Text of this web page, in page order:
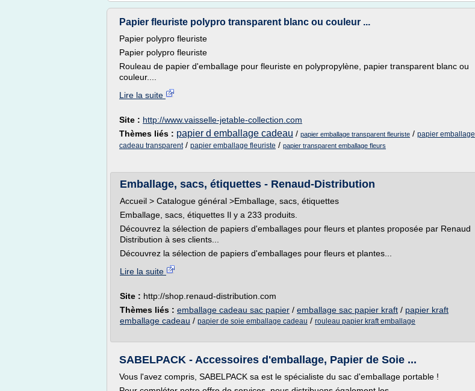
Papier fleuriste polypro transparent blanc ou couleur ...
Papier polypro fleuriste
Papier polypro fleuriste
Rouleau de papier d'emballage pour fleuriste en polypropylène, papier transparent blanc ou
couleur....
Lire la suite
Site : http://www.vaisselle-jetable-collection.com
Thèmes liés : papier d emballage cadeau / papier emballage transparent fleuriste / papier emballage
cadeau transparent/ papier emballage fleuriste / papier transparent emballage fleurs
Emballage, sacs, étiquettes - Renaud-Distribution
Accueil > Catalogue général >Emballage, sacs, étiquettes
Emballage, sacs, étiquettes Il y a 233 produits.
Découvrez la sélection de papiers d'emballages pour fleurs et plantes proposée par Renaud
Distribution à ses clients...
Découvrez la sélection de papiers d'emballages pour fleurs et plantes...
Lire la suite
Site : http://shop.renaud-distribution.com
Thèmes liés : emballage cadeau sac papier / emballage sac papier kraft / papier kraft
emballage cadeau / papier de soie emballage cadeau / rouleau papier kraft emballage
SABELPACK - Accessoires d'emballage, Papier de Soie ...
Vous l'avez compris, SABELPACK sa est le spécialiste du sac d'emballage portable !